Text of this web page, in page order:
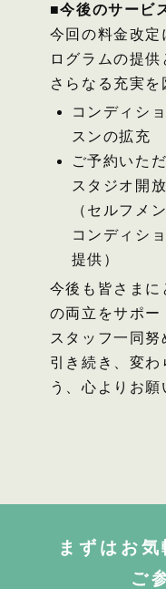
■今後のサービ
今回の料金改
ログラムの提
さらなる充実を
コンディシ
スンの拡充
ご予約いた
スタジオ開
（セルフメ
コンディシ
提供）
今後も皆さまに
の両立をサポー
スタッフ一同努
引き続き、変わ
う、心よりお願
まずはお
ご